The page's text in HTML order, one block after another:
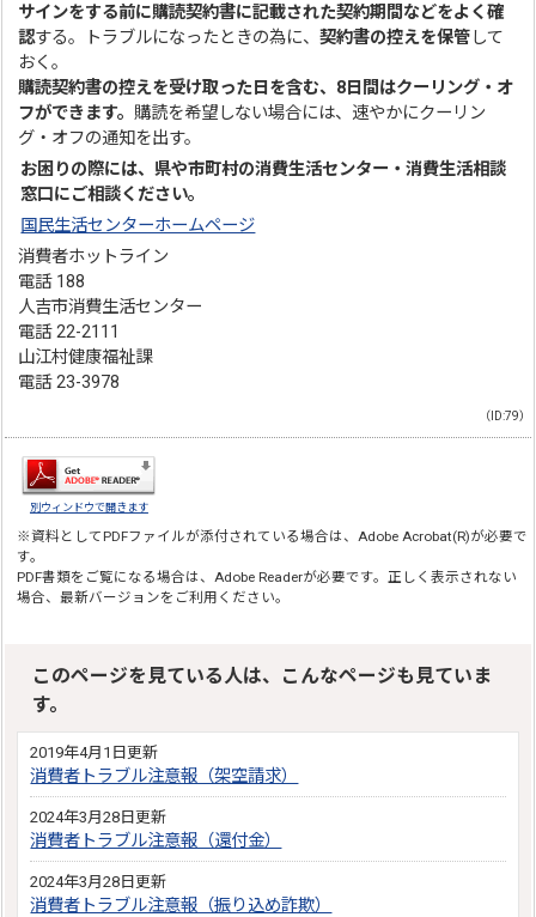
サインをする前に購読契約書に記載された契約期間などをよく確
認する。トラブルになったときの為に、契約書の控えを保管して
おく。
購読契約書の控えを受け取った日を含む、8日間はクーリング・オ
フができます。 購読を希望しない場合には、速やかにクーリン
グ・オフの通知を出す。
お困りの際には、県や市町村の消費生活センター・消費生活相談
窓口にご相談ください。
国民生活センターホームページ
消費者ホットライン
電話 188
人吉市消費生活センター
電話 22-2111
山江村健康福祉課
電話 23-3978
（ID:79）
別ウィンドウで開きます
※資料としてPDFファイルが添付されている場合は、 Adobe Acrobat(R)が必要で
す。
PDF書類をご覧になる場合は、 Adobe Readerが必要です。正しく表示されない
場合、最新バージョンをご利用ください。
このページを見ている人は、こんなページも見ていま
す。
2019年4月1日更新
消費者トラブル注意報（架空請求）
2024年3月28日更新
消費者トラブル注意報（還付金）
2024年3月28日更新
消費者トラブル注意報（振り込め詐欺）